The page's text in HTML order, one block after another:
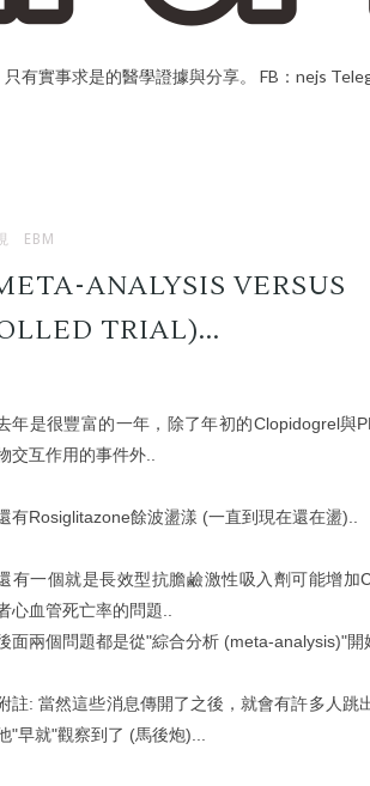
有實事求是的醫學證據與分享。 FB：nejs
EBM
ANALYSIS VERSUS
TRIAL)...
年是很豐富的一年，除了年初的Clopidogrel與
交互作用的事件外..
有Rosiglitazone餘波盪漾 (一直到現在還在盪)..
有一個就是長效型抗膽鹼激性吸入劑可能增加
心血管死亡率的問題..
面兩個問題都是從"綜合分析 (meta-analysis)"開
註: 當然這些消息傳開了之後，就會有許多人跳
"早就"觀察到了 (馬後炮)...